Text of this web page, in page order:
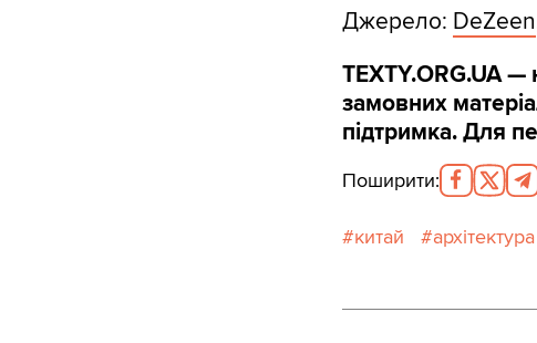
Джерело: DeZeen
TEXTY.ORG.UA
замовних
підтримка. Для
Поширити:
китай архітектура